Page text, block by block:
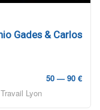
Gades & Carlos
50 — 90 €
Lyon